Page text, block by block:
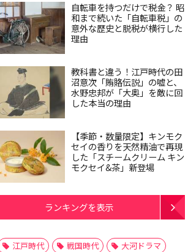
自転車を持つだけで税金？ 昭
和まで続いた「自転車税」の
意外な歴史と脱税が横行した
理由
教科書と違う！江戸時代の田
沼意次「賄賂伝説」の嘘と、
水野忠邦が「大奥」を敵に回
した本当の理由
【季節・数量限定】キンモク
セイの香りを天然精油で再現
した「スチームクリーム キン
モクセイ&茶」新登場
ランキングを表示
江戸時代 戦国時代
大河ドラマ